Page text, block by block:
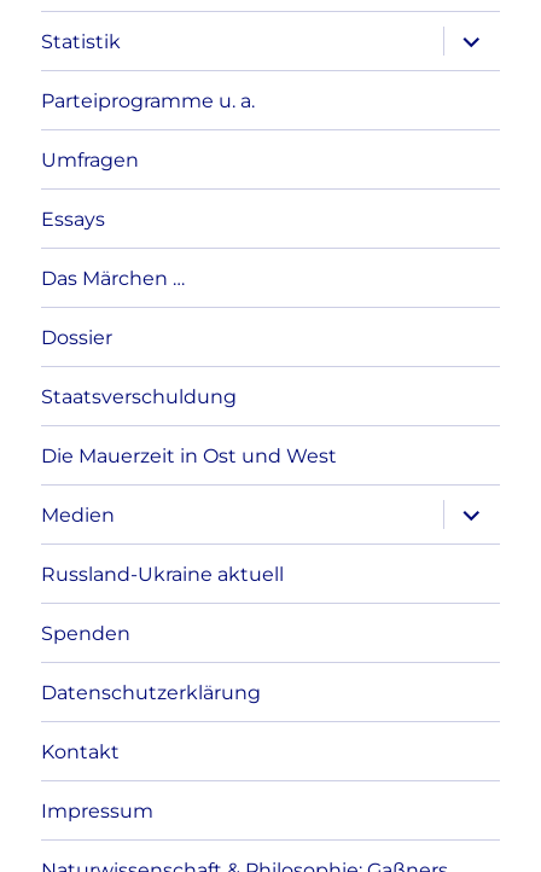
Statistik
anzeigen
Parteiprogramme u. a.
Umfragen
Essays
Das Märchen …
Dossier
Staatsverschuldung
Die Mauerzeit in Ost und West
Medien
anzeigen
Russland-Ukraine aktuell
Spenden
Datenschutzerklärung
Kontakt
Impressum